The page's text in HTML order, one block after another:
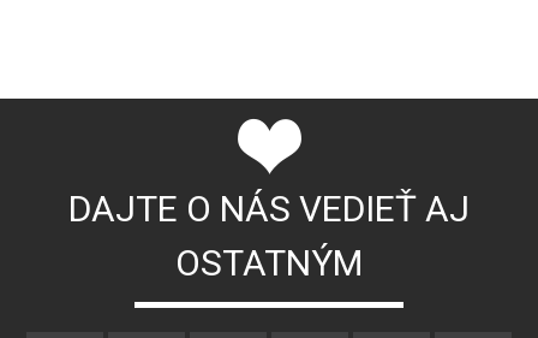
DAJTE O NÁS VEDIEŤ AJ
OSTATNÝM